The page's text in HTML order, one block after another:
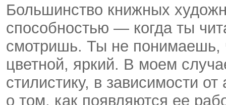
Большинство книжных
способностью — когда ты
смотришь. Ты не
цветной, яркий. В моем
стилистику, в зависимости
о том, как появляются ее